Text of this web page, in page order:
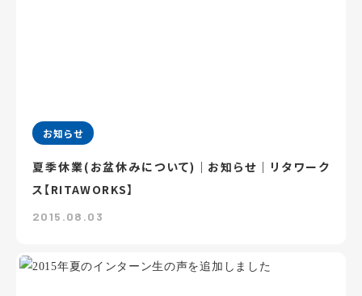
お知らせ
夏季休業(お盆休みについて)｜お知らせ｜リタワーク
ス【RITAWORKS】
2015.08.03